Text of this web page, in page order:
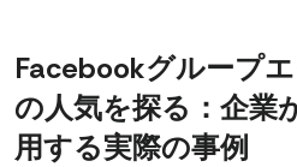
Facebookグループ
の人気を探る：企業
用する実際の事例